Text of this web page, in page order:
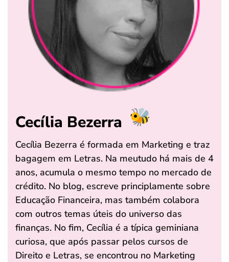
Cecília Bezerra
Cecília Bezerra é formada em Marketing e traz
bagagem em Letras. Na meutudo há mais de 4
anos, acumula o mesmo tempo no mercado de
crédito. No blog, escreve principlamente sobre
Educação Financeira, mas também colabora
com outros temas úteis do universo das
finanças. No fim, Cecília é a típica geminiana
curiosa, que após passar pelos cursos de
Direito e Letras, se encontrou no Marketing